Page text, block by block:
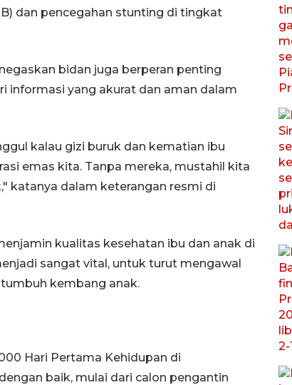
dan pencegahan stunting di tingkat
bidan juga berperan penting
informasi yang akurat dan aman dalam
kalau gizi buruk dan kematian ibu
emas kita. Tanpa mereka, mustahil kita
katanya dalam keterangan resmi di
kualitas kesehatan ibu dan anak di
sangat vital, untuk turut mengawal
kembang anak.
Hari Pertama Kehidupan di
baik, mulai dari calon pengantin